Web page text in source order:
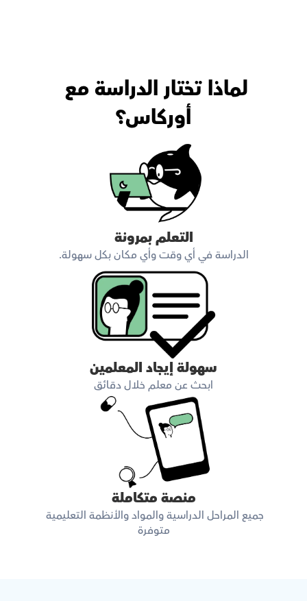
أوركاس؟
التعلم بمرونة
الدراسة في أي وقت وأي مكان بكل سهولة.
سهولة إيجاد المعلمين
ابحث عن معلم خلال دقائق
منصة متكاملة
متوفرة